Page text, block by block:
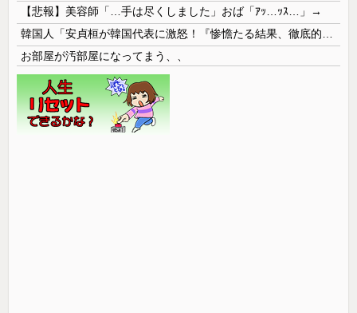
【悲報】美容師「…手は尽くしました」おば「ｱｯ…ｯｽ…」→
お部屋が汚部屋になってまう、、